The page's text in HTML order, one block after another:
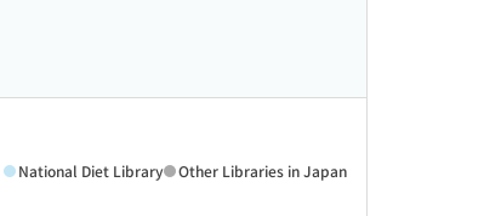
National Diet Library Other Libraries in Japan